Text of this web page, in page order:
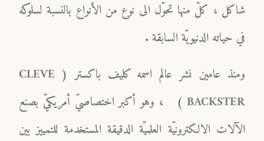
شاكل ، كلّ منها تحوّل الى نوع من الأنواع بالنسبة لسلوكه
في حياته الدنيويّة السابقة .
ومنذ عامين نشر عالم اسمه كليف باكستر ( CLEVE
BACKSTER ) ، وهو أكبر اختصاصيّ أمريكيّ بصنع
الآلات الالكترونيّة العلميّة الدقيقة المستخدمة للتمييز بين